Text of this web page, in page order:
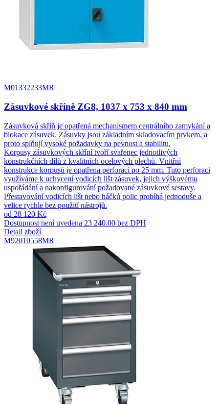
M01332233MR
Zásuvkové skříně ZG8, 1037 x 753 x 840 mm
Zásuvková skříň je opatřená mechanismem centrálního zamykání a
blokace zásuvek. Zásuvky jsou základním skladovacím prvkem, a
proto splňují vysoké požadavky na pevnost a stabilitu.
Korpusy zásuvkových skříní tvoří svařenec jednotlivých
konstrukčních dílů z kvalitních ocelových plechů. Vnitřní
konstrukce korpusů je opatřena perforací po 25 mm. Tuto perforaci
využíváme k uchycení vodicích lišt zásuvek, jejich výškovému
uspořádání a nakonfigurování požadované zásuvkové sestavy.
Přestavování vodicích lišt nebo háčků polic probíhá jednoduše a
velice rychle bez použití nástrojů.
od 28 120 Kč
Dostupnost není uvedena 23 240.00 bez DPH
Detail zboží
M92010558MR